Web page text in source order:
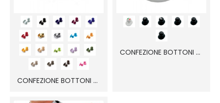
CONFEZIONE BOTTONI (10 pezzi)
CONFEZIONE BOTTONI FANTASIA (10 pezzi)